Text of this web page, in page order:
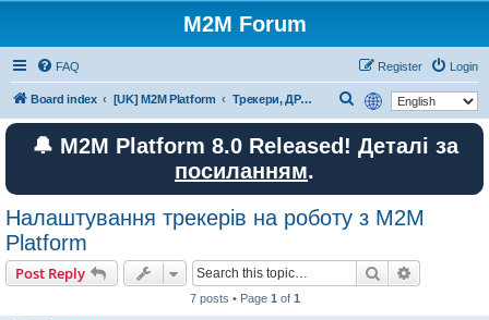
M2M Forum
FAQ Login
Register
Board index [UK] M2M Platform Трекери, ДРП, лічильники пального та інше обладнання
e
a
h
🔔 M2M Platform 8.0 Released! Деталі за
посиланням.
Налаштування трекерів на роботу з M2M
Platform
Post Reply Search
7 posts • Page 1 of 1